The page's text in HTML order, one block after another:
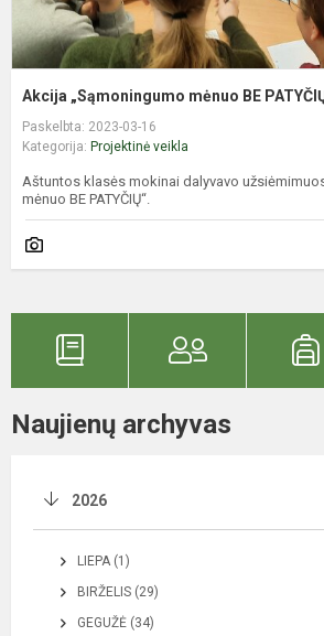
Akcija „Sąmoningumo mėnuo BE
Paskelbta: 2023-03-16
Kategorija: Projektinė veikla
Aštuntos klasės mokinai dalyvavo
mėnuo BE PATYČIŲ“.
Naujienų archyvas
2026
LIEPA (1)
BIRŽELIS (29)
GEGUŽĖ (34)